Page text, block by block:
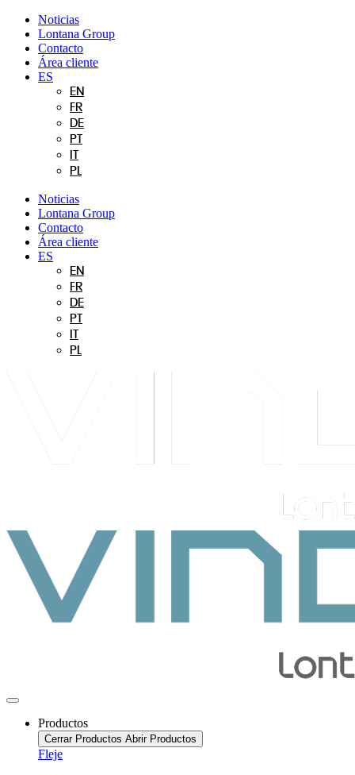
contenido
Noticias
Lontana Group
Contacto
Área cliente
ES
EN
FR
DE
PT
PL
Noticias
Lontana Group
Contacto
Área cliente
ES
EN
FR
DE
PT
PL
Productos
Cerrar Productos Abrir Productos
Fleje